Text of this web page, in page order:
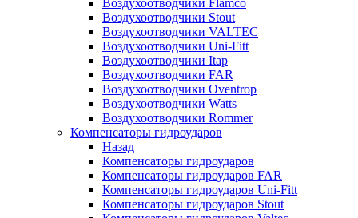
Воздухоотводчики Flamco
Воздухоотводчики Stout
Воздухоотводчики VALTEC
Воздухоотводчики Uni-Fitt
Воздухоотводчики Itap
Воздухоотводчики FAR
Воздухоотводчики Oventrop
Воздухоотводчики Watts
Воздухоотводчики Rommer
Компенсаторы гидроударов
Назад
Компенсаторы гидроударов
Компенсаторы гидроударов FAR
Компенсаторы гидроударов Uni-Fitt
Компенсаторы гидроударов Stout